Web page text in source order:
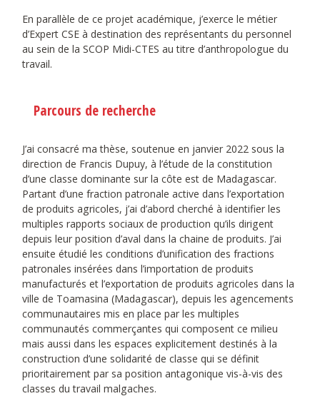
En parallèle de ce projet académique, j’exerce le métier
d’Expert CSE à destination des représentants du personnel
au sein de la SCOP Midi-CTES au titre d’anthropologue du
travail.
Parcours de recherche
J’ai consacré ma thèse, soutenue en janvier 2022 sous la
direction de Francis Dupuy, à l’étude de la constitution
d’une classe dominante sur la côte est de Madagascar.
Partant d’une fraction patronale active dans l’exportation
de produits agricoles, j’ai d’abord cherché à identifier les
multiples rapports sociaux de production qu’ils dirigent
depuis leur position d’aval dans la chaine de produits. J’ai
ensuite étudié les conditions d’unification des fractions
patronales insérées dans l’importation de produits
manufacturés et l’exportation de produits agricoles dans la
ville de Toamasina (Madagascar), depuis les agencements
communautaires mis en place par les multiples
communautés commerçantes qui composent ce milieu
mais aussi dans les espaces explicitement destinés à la
construction d’une solidarité de classe qui se définit
prioritairement par sa position antagonique vis-à-vis des
classes du travail malgaches.